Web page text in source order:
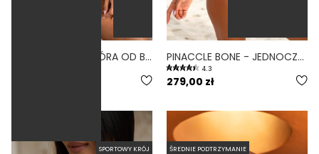
MINIMAL BONE - GÓRA OD BIKINI NA MAŁY BIUST WIĄZANE PLECY BIAŁY PINACCLE BONE - JEDNOCZĘŚCIOWY STRÓJ KĄPIELOWY MODELUJĄCY WIĄZANY BIAŁY
4.3
279,00 zł
SPORTOWY KRÓJ ŚREDNIE PODTRZYMANIE